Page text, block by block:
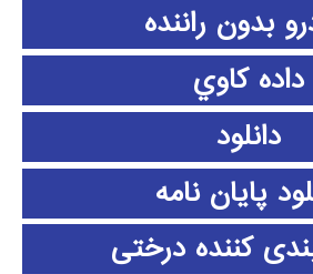
بدون راننده
داده كاوي
دانلود
پايان نامه
کننده درختی